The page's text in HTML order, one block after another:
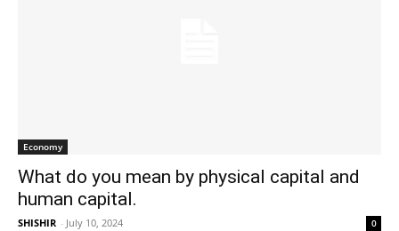
Economy
What do you mean by physical capital and
human capital.​
SHISHIR - July 10, 2024 0